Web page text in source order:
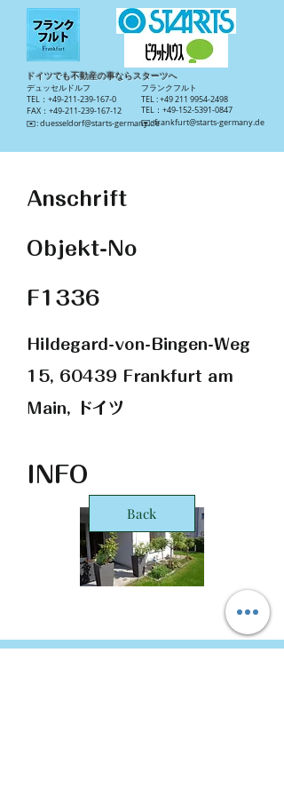
ドイツでも不動産の事ならスターツへ
​フランクフルト
TEL :+49 211 9954-2498
TEL：+49-152-5391-0847
​✉️:frankfurt@starts-germany.de
​デュッセルドルフ
TEL：+49-211-239-167-0
FAX：+49-211-239-167-12
​✉️:duesseldorf@starts-germany.de
Anschrift
Objekt-No
F1336
Hildegard-von-Bingen-Weg
15, 60439 Frankfurt am
Main, ドイツ
INFO
Back